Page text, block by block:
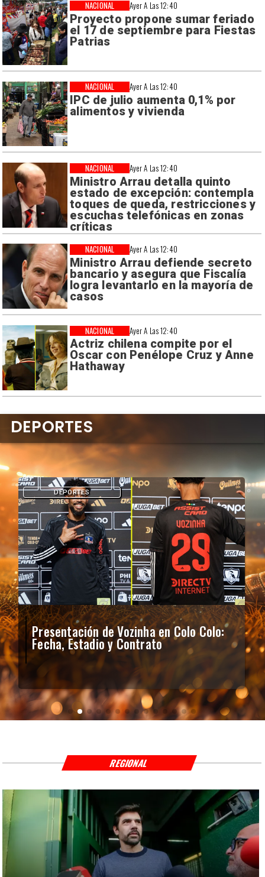
Ayer A Las 12:40
Proyecto propone sumar feriado
el 17 de septiembre para Fiestas
Patrias
NACIONAL
Ayer A Las 12:40
IPC de julio aumenta 0,1% por
alimentos y vivienda
NACIONAL
Ayer A Las 12:40
Ministro Arrau detalla quinto
estado de excepción: contempla
toques de queda, restricciones y
escuchas telefónicas en zonas
críticas
NACIONAL
Ayer A Las 12:40
Ministro Arrau defiende secreto
bancario y asegura que Fiscalía
logra levantarlo en la mayoría de
casos
NACIONAL
Ayer A Las 12:40
Actriz chilena compite por el
Oscar con Penélope Cruz y Anne
Hathaway
NACIONAL
Presentación de Vozinha en Colo Colo:
Fecha, Estadio y Contrato
DEPORTES
DEPORTES
REGIONAL